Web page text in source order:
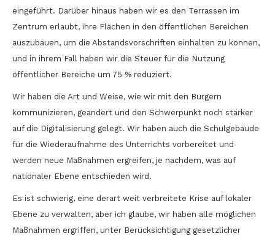
eingeführt. Darüber hinaus haben wir es den Terrassen im
Zentrum erlaubt, ihre Flächen in den öffentlichen Bereichen
auszubauen, um die Abstandsvorschriften einhalten zu können,
und in ihrem Fall haben wir die Steuer für die Nutzung
öffentlicher Bereiche um 75 % reduziert.
Wir haben die Art und Weise, wie wir mit den Bürgern
kommunizieren, geändert und den Schwerpunkt noch stärker
auf die Digitalisierung gelegt. Wir haben auch die Schulgebäude
für die Wiederaufnahme des Unterrichts vorbereitet und
werden neue Maßnahmen ergreifen, je nachdem, was auf
nationaler Ebene entschieden wird.
Es ist schwierig, eine derart weit verbreitete Krise auf lokaler
Ebene zu verwalten, aber ich glaube, wir haben alle möglichen
Maßnahmen ergriffen, unter Berücksichtigung gesetzlicher